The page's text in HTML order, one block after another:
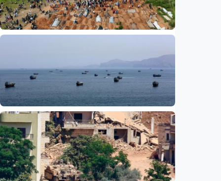
Indonesia•07 Aug 2026
UNICEF: Wabah Ebola tewaskan 330 anak di
RD Kongo, balita jadi korban terbanyak
07 Aug 2026
Internasional
Media Saudi: Iran dan Oman capai
kesepahaman awal untuk buka kembali Selat
Hormuz
Indonesia•07 Aug 2026